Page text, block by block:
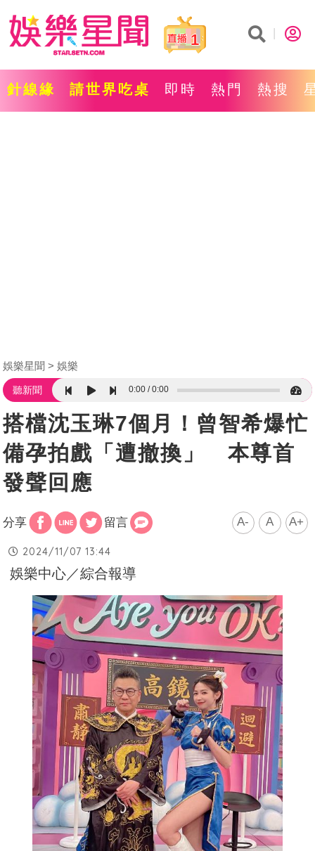
1
針線緣 請世界吃桌 即時 熱門 熱搜
娛樂星聞 娛樂
聽新聞 0:00 0:00
搭檔沈玉琳7個月！曾智希爆忙
備孕拍戲「遭撤換」 本尊首
發聲回應
分享 留言 A- A A+
2024/11/07 13:44
娛樂中心／綜合報導